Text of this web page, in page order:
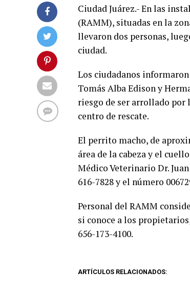
Ciudad Juárez.- En las
(RAMM), situadas en la
llevaron dos personas,
ciudad.
Los ciudadanos
Tomás Alba Edison y
riesgo de ser arrollado por
centro de rescate.
El perrito macho, de
área de la cabeza y el
Médico Veterinario Dr.
616-7828 y el número
Personal del RAMM
si conoce a los
656-173-4100.
ARTÍCULOS RELACIONADOS: